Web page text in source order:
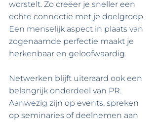
worstelt. Zo creëer je sneller een
echte connectie met je doelgroep.
Een menselijk aspect in plaats van
zogenaamde perfectie maakt je
herkenbaar en geloofwaardig.
Netwerken blijft uiteraard ook een
belangrijk onderdeel van PR.
Aanwezig zijn op events, spreken
op seminaries of deelnemen aan